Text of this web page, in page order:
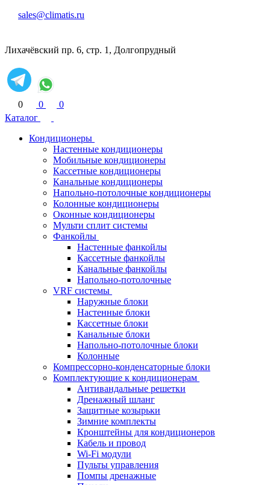
sales@climatis.ru
Лихачёвский пр. 6, стр. 1, Долгопрудный
0 0
0
Каталог
Кондиционеры
Настенные кондиционеры
Мобильные кондиционеры
Кассетные кондиционеры
Канальные кондиционеры
Напольно-потолочные кондиционеры
Колонные кондиционеры
Оконные кондиционеры
Мульти сплит системы
Фанкойлы
Настенные фанкойлы
Кассетные фанкойлы
Канальные фанкойлы
Напольно-потолочные
VRF системы
Наружные блоки
Настенные блоки
Кассетные блоки
Канальные блоки
Напольно-потолочные блоки
Колонные
Компрессорно-конденсаторные блоки
Комплектующие к кондиционерам
Антивандальные решетки
Дренажный шланг
Защитные козырьки
Зимние комплекты
Кронштейны для кондиционеров
Кабель и провод
Wi-Fi модули
Пульты управления
Помпы дренажные